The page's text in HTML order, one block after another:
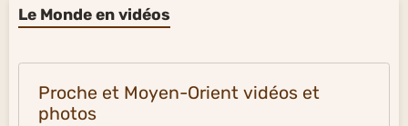
Le Monde en vidéos
Proche et Moyen-Orient vidéos et
photos